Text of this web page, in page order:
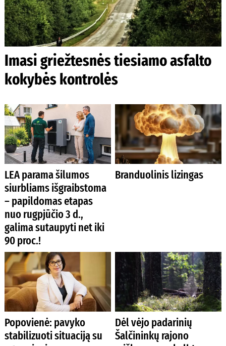
Imasi griežtesnės tiesiamo asfalto
kokybės kontrolės
LEA parama šilumos
siurbliams išgraibstoma
– papildomas etapas
nuo rugpjūčio 3 d.,
galima sutaupyti net iki
90 proc.!
Branduolinis lizingas
Popovienė: pavyko
stabilizuoti situaciją su
Dėl vėjo padarinių
Šalčininkų rajono